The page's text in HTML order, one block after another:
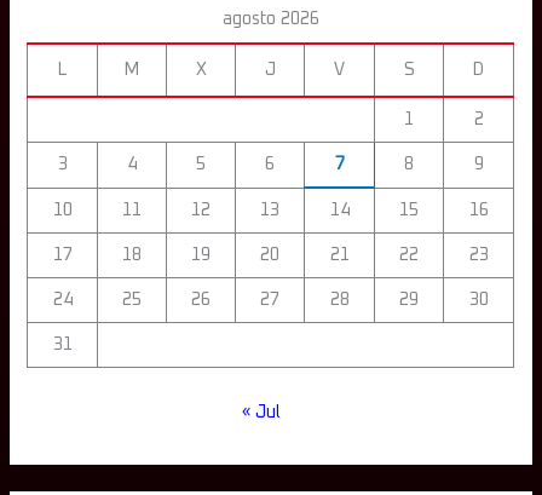
agosto 2026
L M X J V S D
1 2
3 4 5 6 7 8 9
10 11 12 13 14 15 16
17 18 19 20 21 22 23
24 25 26 27 28 29 30
31
« Jul